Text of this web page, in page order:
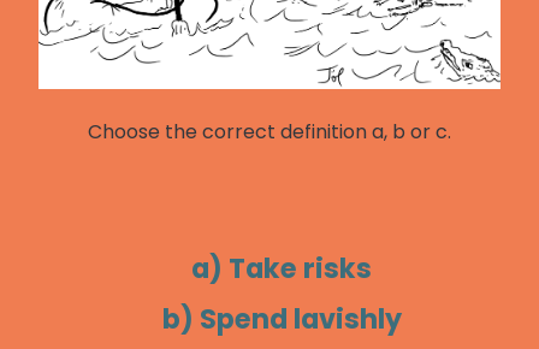
Choose the correct definition a, b or c.
a) Take risks
b) Spend lavishly